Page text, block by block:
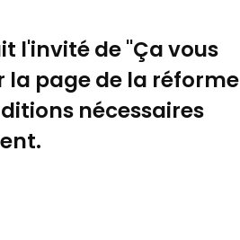
l'invité de "Ça vous
la page de la réforme
nécessaires